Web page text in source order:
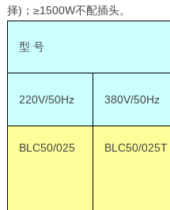
择)；≥1500W不配插头。
型 号
220V/50Hz
380V/50Hz
BLC50/025 BLC50/025T